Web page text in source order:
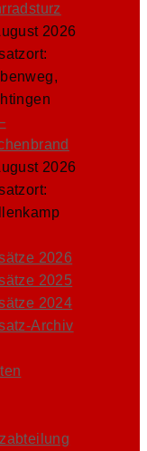
2026
2026
2026
2025
2024
Archiv